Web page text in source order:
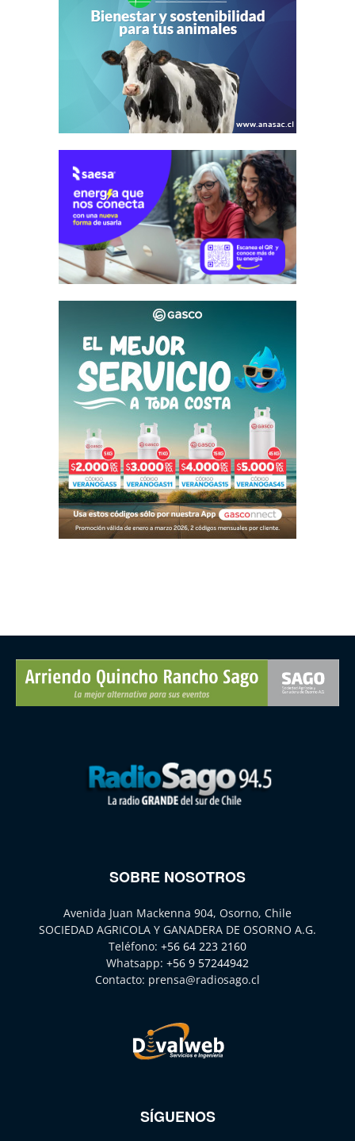
SOBRE NOSOTROS
Avenida Juan Mackenna 904, Osorno, Chile
SOCIEDAD AGRICOLA Y GANADERA DE OSORNO A.G.
Teléfono: +56 64 223 2160
Whatsapp: +56 9 57244942
Contacto: prensa@radiosago.cl
SÍGUENOS